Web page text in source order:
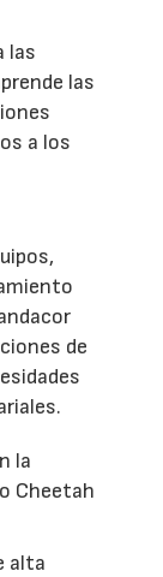
las
las
a los
de
la
Cheetah
alta